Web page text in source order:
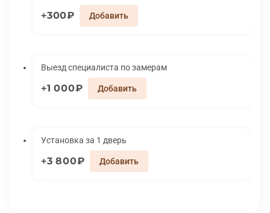
300₽
Выезд специалиста по замерам
1 000₽
Установка за 1 дверь
3 800₽